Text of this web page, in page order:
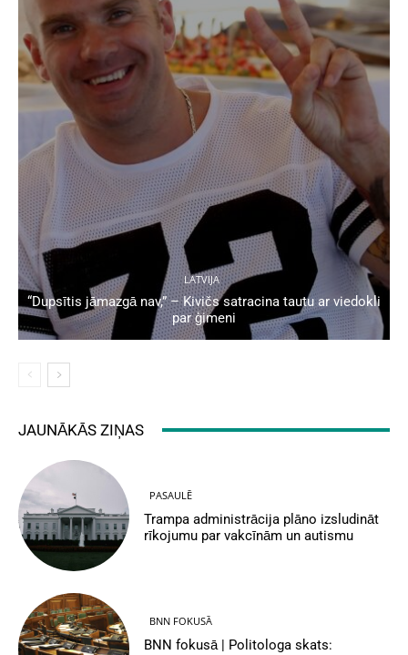
LATVIJA
“Dupsītis jāmazgā nav,” – Kivičs satracina tautu ar viedokli
par ģimeni
JAUNĀKĀS ZIŅAS
PASAULĒ
Trampa administrācija plāno izsludināt
rīkojumu par vakcīnām un autismu
BNN FOKUSĀ
BNN fokusā | Politologa skats: